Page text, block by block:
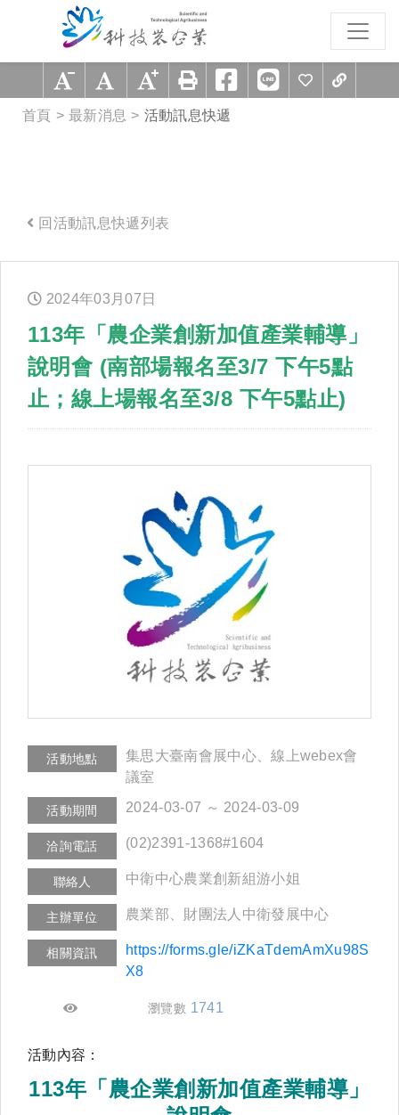
跳到主要內容區塊
首頁 最新消息 活動訊息快遞
回活動訊息快遞列表
2024年03 月07 日
113年「農企業創新加值產業輔導」
說明會 (南部場報名至3/7 下午5點
止；線上場報名至3/8 下午5點止)
活動地點
集思大臺南會展中心、線上webex會
議室
活動期間 2024-03-07 ～ 2024-03-09
洽詢電話 (02)2391-1368#1604
聯絡人 中衛中心農業創新組游小姐
主辦單位 農業部、財團法人中衛發展中心
相關資訊
https://forms.gle/iZKaTdemAmXu98S
X8
瀏覽數 1741
活動內容：
113年「農企業創新加值產業輔導」